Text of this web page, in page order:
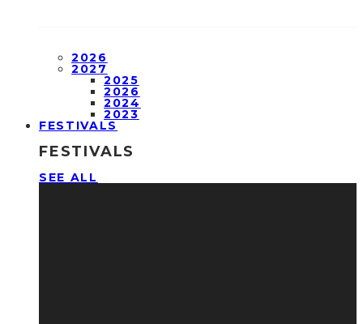
2026
2027
2025
2026
2024
2023
FESTIVALS
FESTIVALS
SEE ALL